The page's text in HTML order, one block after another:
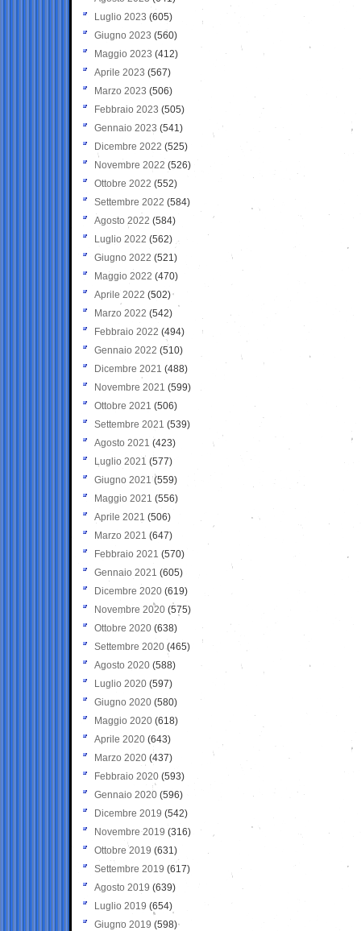
Luglio 2023 (605)
Giugno 2023 (560)
Maggio 2023 (412)
Aprile 2023 (567)
Marzo 2023 (506)
Febbraio 2023 (505)
Gennaio 2023 (541)
Dicembre 2022 (525)
Novembre 2022 (526)
Ottobre 2022 (552)
Settembre 2022 (584)
Agosto 2022 (584)
Luglio 2022 (562)
Giugno 2022 (521)
Maggio 2022 (470)
Aprile 2022 (502)
Marzo 2022 (542)
Febbraio 2022 (494)
Gennaio 2022 (510)
Dicembre 2021 (488)
Novembre 2021 (599)
Ottobre 2021 (506)
Settembre 2021 (539)
Agosto 2021 (423)
Luglio 2021 (577)
Giugno 2021(559)
Maggio 2021 (556)
Aprile 2021 (506)
Marzo 2021 (647)
Febbraio 2021 (570)
Gennaio 2021 (605)
Dicembre 2020 (619)
Novembre 2020 (575)
Ottobre 2020 (638)
Settembre 2020(465)
Agosto 2020 (588)
Luglio 2020 (597)
Giugno 2020 (580)
Maggio 2020 (618)
Aprile 2020 (643)
Marzo 2020 (437)
Febbraio 2020 (593)
Gennaio 2020 (596)
Dicembre 2019 (542)
Novembre 2019 (316)
Ottobre 2019 (631)
Settembre 2019 (617)
Agosto 2019 (639)
Luglio 2019 (654)
Giugno 2019 (598)